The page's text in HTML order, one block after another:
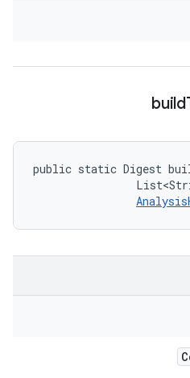
build
public static Digest